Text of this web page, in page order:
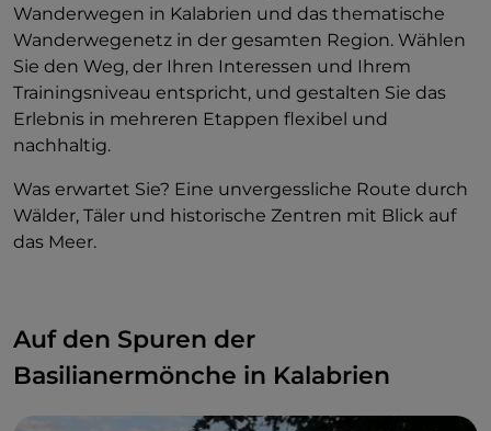
Wanderwegen in Kalabrien und das thematische
Wanderwegenetz in der gesamten Region. Wählen
Sie den Weg, der Ihren Interessen und Ihrem
Trainingsniveau entspricht, und gestalten Sie das
Erlebnis in mehreren Etappen flexibel und
nachhaltig.
Was erwartet Sie? Eine unvergessliche Route durch
Wälder, Täler und historische Zentren mit Blick auf
das Meer.
Auf den Spuren der
Basilianermönche in Kalabrien